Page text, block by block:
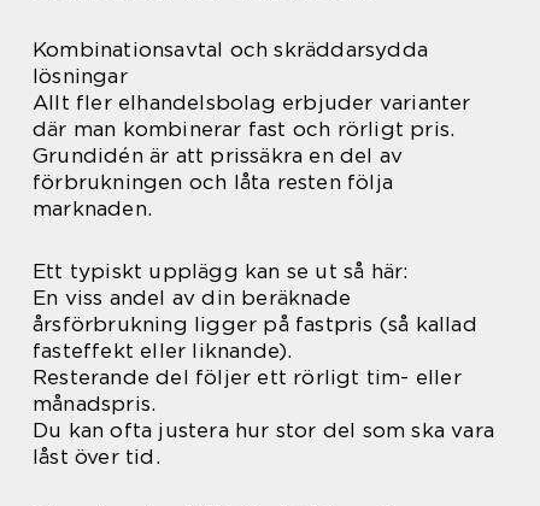
Kombinationsavtal och skräddarsydda
lösningar
Allt fler elhandelsbolag erbjuder varianter
där man kombinerar fast och rörligt pris.
Grundidén är att prissäkra en del av
förbrukningen och låta resten följa
marknaden.
Ett typiskt upplägg kan se ut så här:
En viss andel av din beräknade
årsförbrukning ligger på fastpris (så kallad
fasteffekt eller liknande).
Resterande del följer ett rörligt tim- eller
månadspris.
Du kan ofta justera hur stor del som ska vara
låst över tid.